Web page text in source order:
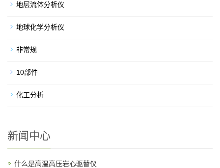
地层流体分析仪
地球化学分析仪
非常规
10部件
化工分析
新闻中心
什么是高温高压岩心驱替仪